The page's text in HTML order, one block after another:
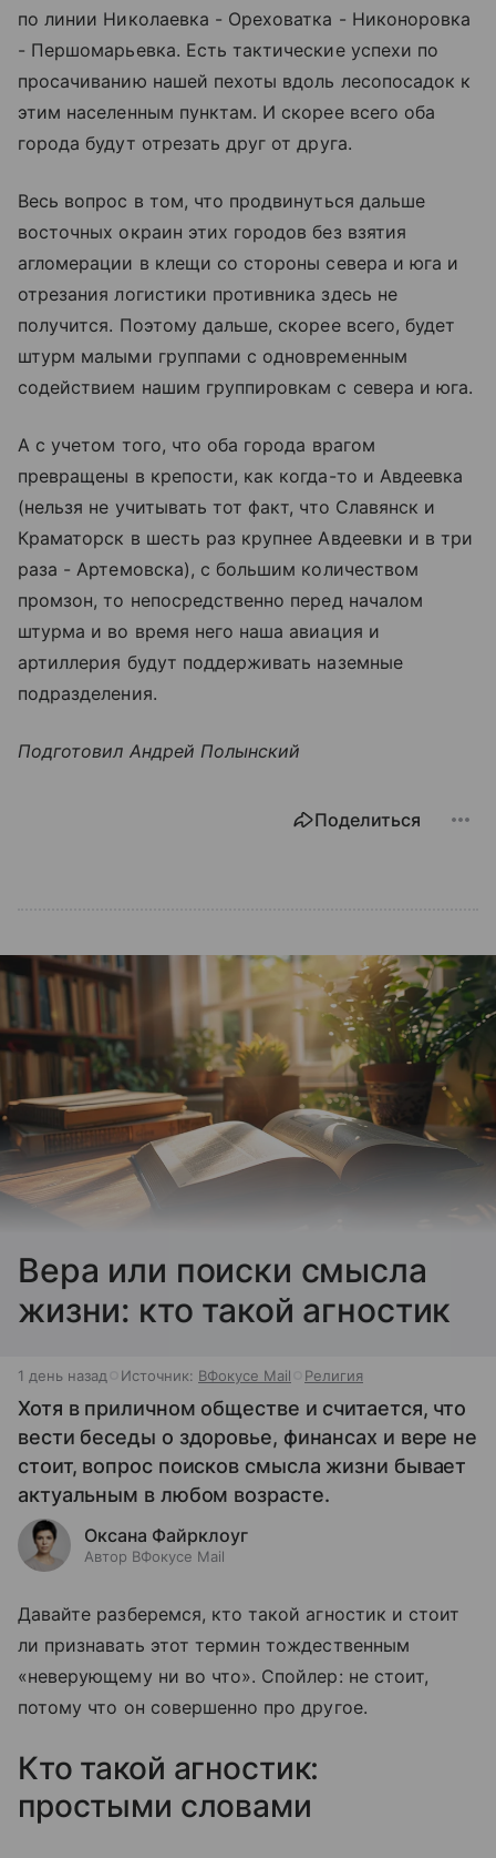
по линии Николаевка - Ореховатка - Никоноровка
- Першомарьевка. Есть тактические успехи по
просачиванию нашей пехоты вдоль лесопосадок к
этим населенным пунктам. И скорее всего оба
города будут отрезать друг от друга.
Весь вопрос в том, что продвинуться дальше
восточных окраин этих городов без взятия
агломерации в клещи со стороны севера и юга и
отрезания логистики противника здесь не
получится. Поэтому дальше, скорее всего, будет
штурм малыми группами с одновременным
содействием нашим группировкам с севера и юга.
А с учетом того, что оба города врагом
превращены в крепости, как когда-то и Авдеевка
(нельзя не учитывать тот факт, что Славянск и
Краматорск в шесть раз крупнее Авдеевки и в три
раза - Артемовска), с большим количеством
промзон, то непосредственно перед началом
штурма и во время него наша авиация и
артиллерия будут поддерживать наземные
подразделения.
Подготовил Андрей Полынский
Поделиться
Вера или поиски смысла
жизни: кто такой агностик
1 день назад Источник: ВФокусе Mail Религия
Хотя в приличном обществе и считается, что
вести беседы о здоровье, финансах и вере не
стоит, вопрос поисков смысла жизни бывает
актуальным в любом возрасте.
Оксана Файрклоуг
Автор ВФокусе Mail
Давайте разберемся, кто такой агностик и стоит
ли признавать этот термин тождественным
«неверующему ни во что». Спойлер: не стоит,
потому что он совершенно про другое.
Кто такой агностик:
простыми словами